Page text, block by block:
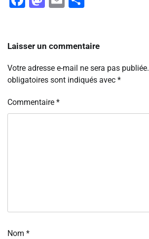
Laisser un commentaire
Votre adresse e-mail ne sera pas publiée.
obligatoires sont indiqués avec *
Commentaire *
Nom *